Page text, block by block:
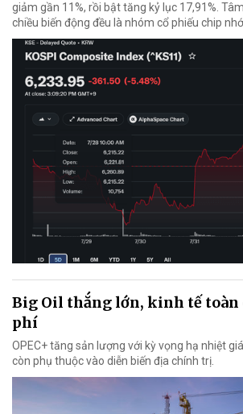
giảm gần 11%, rồi bật tăng kỷ lục 17,91%.
chiều biến động đều là nhóm cổ phiếu chip
Big Oil thắng lớn, kinh tế toàn
phí
OPEC+ tăng sản lượng với kỳ vọng hạ nhiệt
còn phụ thuộc vào diễn biến địa chính trị.